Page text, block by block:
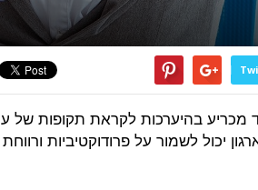
בהיערכות לקראת תקופות של
יכול לשמור על פרודוקטיביות